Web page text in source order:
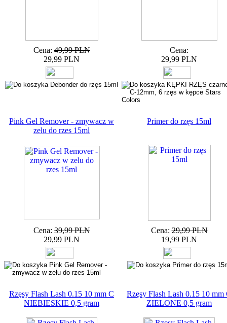
Cena: 49,99 PLN
29,99 PLN
Cena:
29,99 PLN
Pink Gel Remover - zmywacz w
zelu do rzes 15ml
Cena: 39,99 PLN
29,99 PLN
Primer do rzęs 15ml
Cena: 29,99 PLN
19,99 PLN
Rzęsy Flash Lash 0.15 10 mm C
NIEBIESKIE 0,5 gram
Rzęsy Flash Lash 0.15 10 mm
ZIELONE 0,5 gram